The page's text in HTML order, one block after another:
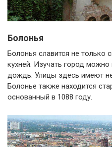
Болонья
Болонья славится не только
кухней. Изучать город
дождь. Улицы здесь имеют
Болонье также находится
основанный в 1088 году.